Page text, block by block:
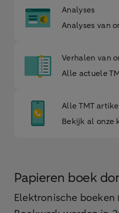
Analyses
Analyses van
Verhalen van
Alle actuele
Alle TMT
Bekijk al onze
Papieren boek
Elektronische